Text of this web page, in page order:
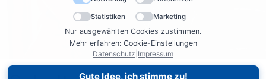
Statistiken Marketing
Nur ausgewählten Cookies zustimmen.
Mehr erfahren: Cookie-Einstellungen
Datenschutz Impressum
Gute Idee, ich stimme zu!